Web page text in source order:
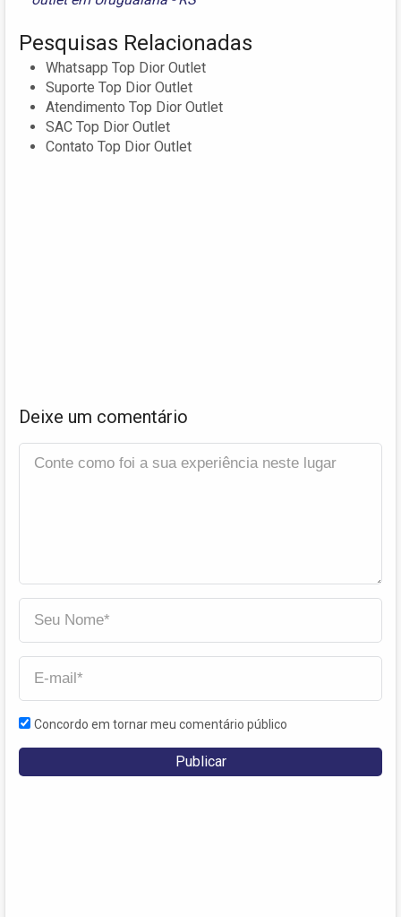
Pesquisas Relacionadas
Whatsapp Top Dior Outlet
Suporte Top Dior Outlet
Atendimento Top Dior Outlet
SAC Top Dior Outlet
Contato Top Dior Outlet
Deixe um comentário
Concordo em tornar meu comentário público